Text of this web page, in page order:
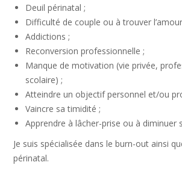
Deuil périnatal ;
Difficulté de couple ou à trouver
Addictions ;
Reconversion professionnelle ;
Manque de motivation (vie privée,
scolaire) ;
Atteindre un objectif personnel et/ou
Vaincre sa timidité ;
Apprendre à lâcher-prise ou à diminuer
Je suis spécialisée dans le burn-out ainsi
périnatal.